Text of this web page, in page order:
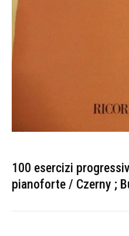
100 esercizi
pianoforte / Czerny ;